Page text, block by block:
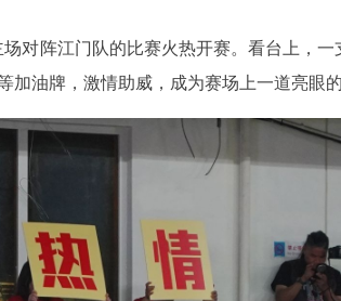
对阵江门队的比赛火热开赛。看台上，
油牌，激情助威，成为赛场上一道亮眼的